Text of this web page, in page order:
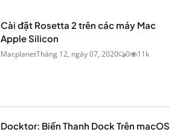
Cài đặt Rosetta 2 trên các máy Mac
Apple Silicon
MacplanetTháng 12, ngày 07, 2020 0 11k
Docktor: Biến Thanh Dock Trên macOS